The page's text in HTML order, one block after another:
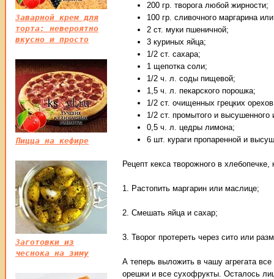
200 гр. творога любой жирности;
100 гр. сливочного маргарина
2 ст. муки пшеничной;
3 куриных яйца;
1/2 ст. сахара;
1 щепотка соли;
1/2 ч. л. соды пищевой;
1,5 ч. л. пекарского порошка;
1/2 ст. очищенных грецких
1/2 ст. промытого и высушенного
0,5 ч. л. цедры лимона;
6 шт. кураги пропаренной и
Рецепт кекса творожного в хлебопечке,
1. Растопить маргарин или маслице;
2. Смешать яйца и сахар;
3. Творог протереть через сито или
А теперь выложить в чашу агрегата
орешки и все сухофрукты. Осталось
Заварной крем для
торта: невероятно
вкусно и просто
Пицца на кефире
Заготовки из
чеснока на зиму